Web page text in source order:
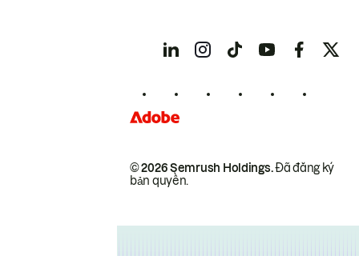
© 2026 Semrush Holdings.Đã đăng ký
bản quyền.